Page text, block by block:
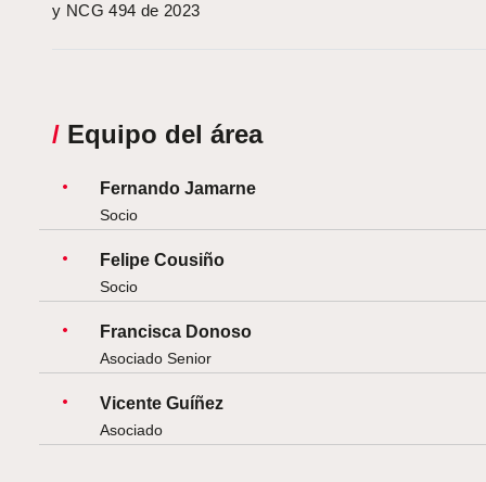
y NCG 494 de 2023
/ Equipo del área
Fernando Jamarne
Socio
Felipe Cousiño
Socio
Francisca Donoso
Asociado Senior
Vicente Guíñez
Asociado